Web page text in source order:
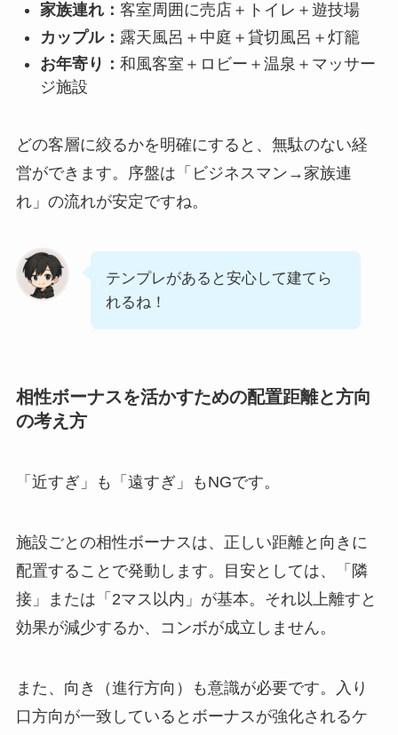
家族連れ： 客室周囲に売店＋トイレ＋遊技場
カップル： 露天風呂＋中庭＋貸切風呂＋灯籠
お年寄り： 和風客室＋ロビー＋温泉＋マッサー
ジ施設
どの客層に絞るかを明確にすると、無駄のない経
営ができます。序盤は「ビジネスマン→家族連
れ」の流れが安定ですね。
テンプレがあると安心して建てら
れるね！
相性ボーナスを活かすための配置距離と方向
の考え方
「近すぎ」も「遠すぎ」もNGです。
施設ごとの相性ボーナスは、正しい距離と向きに
配置することで発動します。目安としては、「隣
接」または「2マス以内」が基本。それ以上離すと
効果が減少するか、コンボが成立しません。
また、向き（進行方向）も意識が必要です。入り
口方向が一致しているとボーナスが強化されるケ